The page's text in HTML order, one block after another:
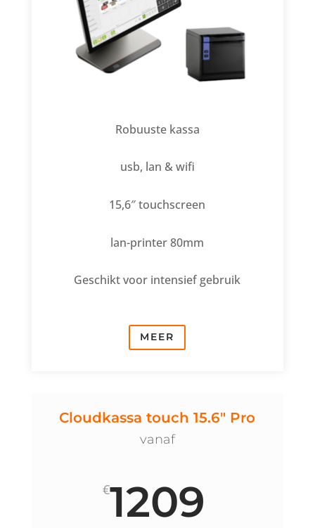
Robuuste kassa
usb, lan & wifi
15,6″ touchscreen
lan-printer 80mm
Geschikt voor intensief gebruik
MEER
Cloudkassa touch 15.6" Pro
vanaf
€1209